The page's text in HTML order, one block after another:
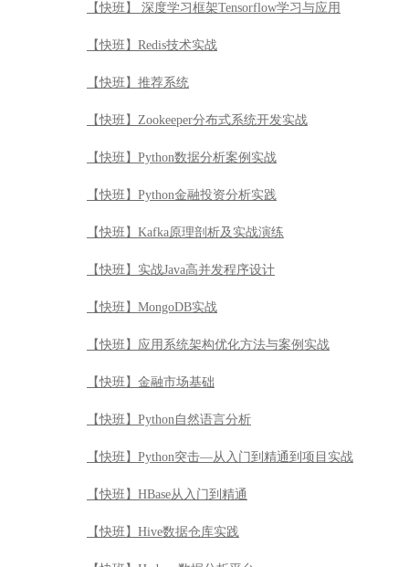
【快班】 深度学习框架Tensorflow学习与应用
【快班】Redis技术实战
【快班】推荐系统
【快班】Zookeeper分布式系统开发实战
【快班】Python数据分析案例实战
【快班】Python金融投资分析实践
【快班】Kafka原理剖析及实战演练
【快班】实战Java高并发程序设计
【快班】MongoDB实战
【快班】应用系统架构优化方法与案例实战
【快班】金融市场基础
【快班】Python自然语言分析
【快班】Python突击—从入门到精通到项目实战
【快班】HBase从入门到精通
【快班】Hive数据仓库实践